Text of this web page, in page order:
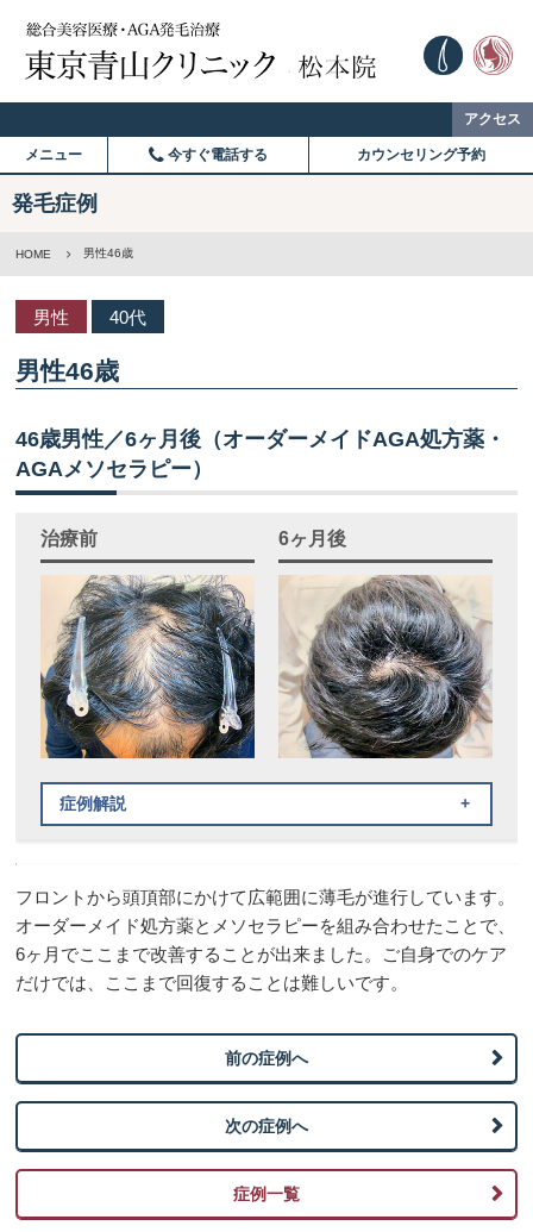
アクセス
メニュー 今すぐ電話する カウンセリング予約
発毛症例
HOME 男性46歳
男性 40代
男性46歳
46歳男性／6ヶ月後（オーダーメイドAGA処方薬・
AGAメソセラピー）
治療前 6ヶ月後
症例解説
オーダーメイドAGA処方薬
AGAメソセラピー
治療方法
オーダーメイドAGA処方薬：内服薬治療
AGAメソセラピー：ローラー状の器具で薬剤を注
副作用（リスク）について
AGAメソセラピーは施術によって痛み、赤み、微細な
出血が生じることがあります。 また、治療薬には動
フロントから頭頂部にかけて広範囲に薄毛が進行しています。
オーダーメイド処方薬とメソセラピーを組み合わせたことで、
6ヶ月でここまで改善することが出来ました。ご自身でのケア
だけでは、ここまで回復することは難しいです。
前の症例へ
次の症例へ
症例一覧